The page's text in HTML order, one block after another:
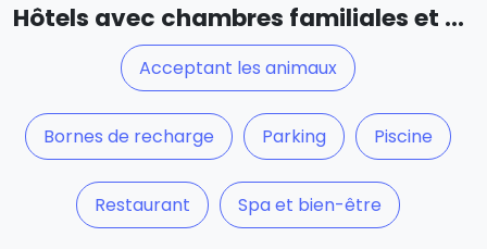
Hôtels avec chambres familiales et ...
Acceptant les animaux
Bornes de recharge Parking Piscine
Restaurant Spa et bien-être